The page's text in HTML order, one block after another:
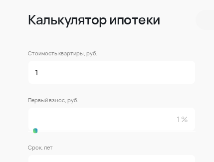
Калькулятор ипотеки
Стоимость квартиры, руб.
Первый взнос, руб.
Срок, лет